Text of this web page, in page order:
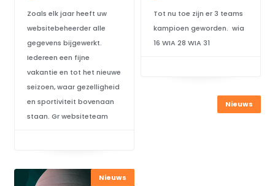
Zoals elk jaar heeft uw
websitebeheerder alle
gegevens bijgewerkt.
Iedereen een fijne
vakantie en tot het nieuwe
seizoen, waar gezelligheid
en sportiviteit bovenaan
staan. Gr websiteteam
Tot nu toe zijn er 3 teams
kampioen geworden. wia
16 WIA 28 WIA 31
Nieuws
Nieuws